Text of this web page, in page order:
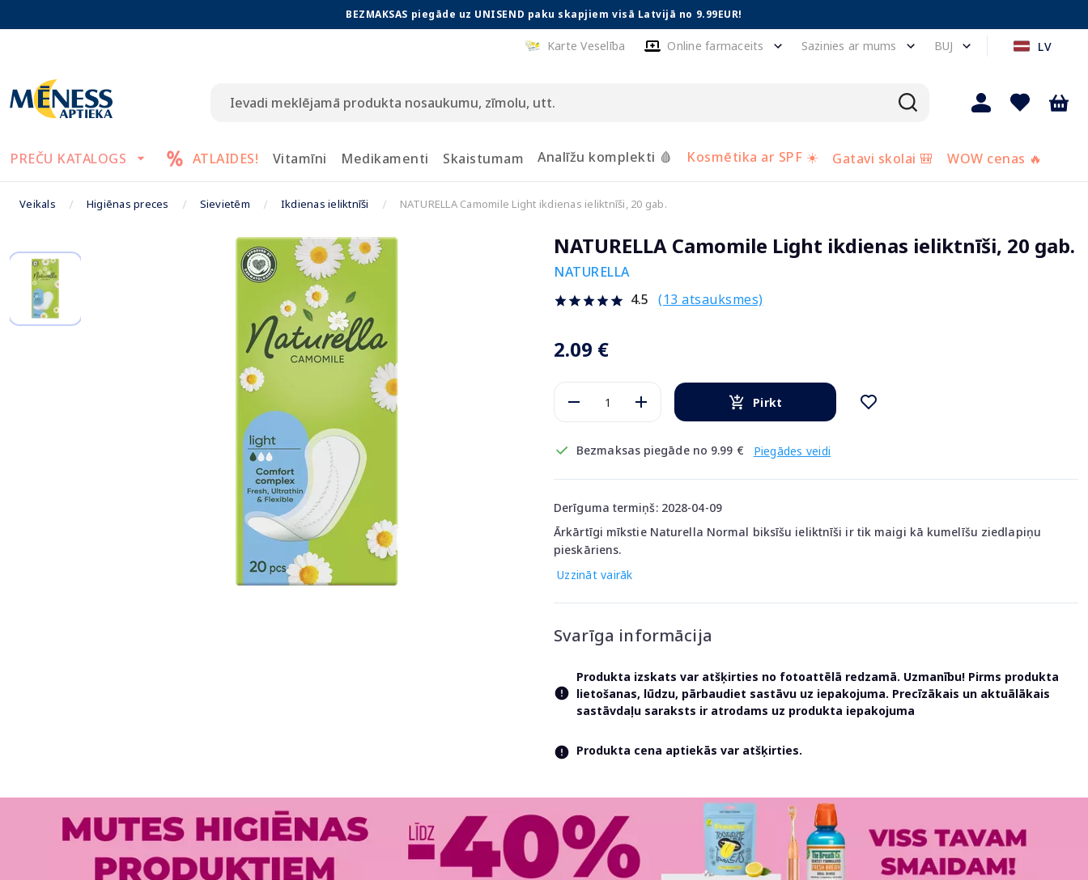
BEZMAKSAS piegāde uz UNISEND paku skapjiem visā Latvijā no 9.99EUR!
Karte Veselība Online farmaceits Sazinies ar mums BUJ LV
PREČU KATALOGS ATLAIDES! Vitamīni Medikamenti Skaistumam Analīžu komplekti 🩸 Kosmētika ar SPF ☀️ Gatavi skolai 🎒 WOW cenas 🔥
Veikals Higiēnas preces Sievietēm Ikdienas ieliktnīši NATURELLA Camomile Light ikdienas ieliktnīši, 20 gab.
NATURELLA Camomile Light ikdienas ieliktnīši, 20 gab.
NATURELLA
4.5 (13 atsauksmes)
2.09 €
Pirkt
Bezmaksas piegāde no 9.99 € Piegādes veidi
Derīguma termiņš: 2028-04-09
Ārkārtīgi mīkstie Naturella Normal biksīšu ieliktnīši ir tik maigi kā kumelīšu ziedlapiņu
pieskāriens.
Uzzināt vairāk
Svarīga informācija
Produkta izskats var atšķirties no fotoattēlā redzamā. Uzmanību! Pirms produkta
lietošanas, lūdzu, pārbaudiet sastāvu uz iepakojuma. Precīzākais un aktuālākais
sastāvdaļu saraksts ir atrodams uz produkta iepakojuma
Produkta cena aptiekās var atšķirties.